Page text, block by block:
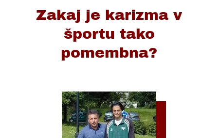
Zakaj je karizma v
športu tako
pomembna?